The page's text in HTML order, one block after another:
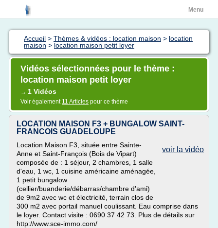
Menu
Accueil > Thèmes & vidéos : location maison > location
maison > location maison petit loyer
Vidéos sélectionnées pour le thème :
location maison petit loyer
→ 1 Vidéos
Voir également 11 Articles pour ce thème
LOCATION MAISON F3 + BUNGALOW SAINT-
FRANCOIS GUADELOUPE
voir la vidéo
Location Maison F3, située entre Sainte-
Anne et Saint-François (Bois de Vipart)
composée de : 1 séjour, 2 chambres, 1 salle
d'eau, 1 wc, 1 cuisine américaine aménagée,
1 petit bungalow
(cellier/buanderie/débarras/chambre d'ami)
de 9m2 avec wc et électricité, terrain clos de
300 m2 avec portail manuel coulissant. Eau comprise dans
le loyer. Contact visite : 0690 37 42 73. Plus de détails sur
http://www.sce-immo.com/